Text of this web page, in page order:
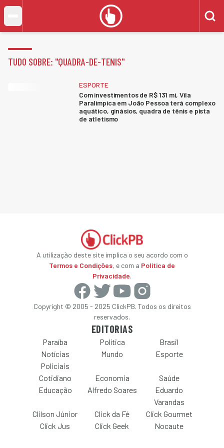
TUDO SOBRE: "QUADRA-DE-TENIS"
ESPORTE
Com investimentos de R$ 131 mi, Vila
Paralímpica em João Pessoa terá complexo
aquático, ginásios, quadra de tênis e pista
de atletismo
A utilização deste site implica o seu acordo com o
Termos e Condições, e com a Política de
Privacidade.
Copyright © 2005 - 2025 ClickPB. Todos os direitos
reservados.
EDITORIAS
Paraíba Política
Brasil
Notícias
Policiais
Mundo Esporte
Cotidiano Economia
Saúde
Educação
Alfredo Soares
Eduardo
Varandas
Clilson Júnior
Click da Fé
Click Gourmet
Click Jus
Click Geek Nocaute